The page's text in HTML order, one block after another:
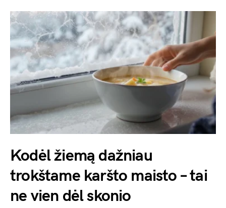
Kodėl žiemą dažniau
trokštame karšto maisto – tai
ne vien dėl skonio